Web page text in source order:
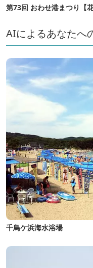
第73回 おわせ港まつり【花
AIによるあなたへ
千鳥ケ浜海水浴場